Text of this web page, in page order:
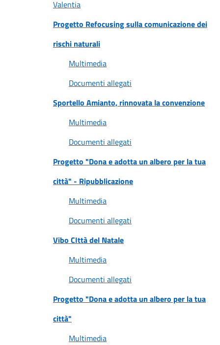
Valentia
Progetto Refocusing sulla comunicazione dei
rischi naturali
Multimedia
Documenti allegati
Sportello Amianto, rinnovata la convenzione
Multimedia
Documenti allegati
Progetto "Dona e adotta un albero per la tua
città" - Ripubblicazione
Multimedia
Documenti allegati
Vibo CIttà del Natale
Multimedia
Documenti allegati
Progetto "Dona e adotta un albero per la tua
città"
Multimedia